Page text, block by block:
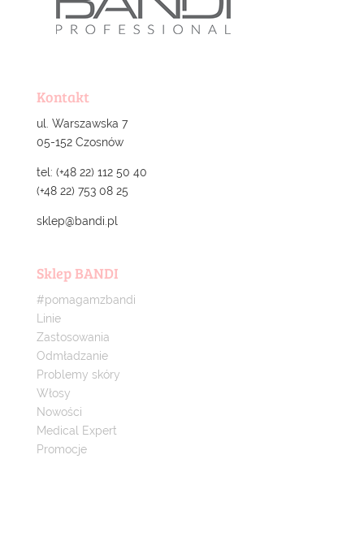
Kontakt
ul. Warszawska 7
05-152 Czosnów
tel: (+48 22) 112 50 40
(+48 22) 753 08 25
sklep@bandi.pl
Sklep BANDI
#pomagamzbandi
Linie
Zastosowania
Odmładzanie
Problemy skóry
Włosy
Nowości
Medical Expert
Promocje